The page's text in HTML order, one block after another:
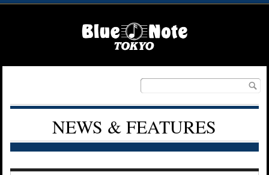
NEWS & FEATURES